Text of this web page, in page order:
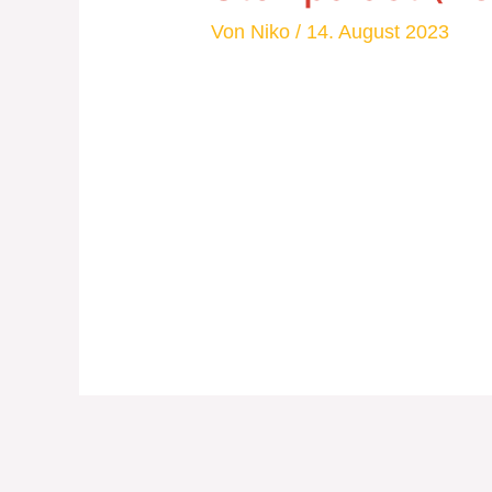
Von Niko/ 14. August 2023